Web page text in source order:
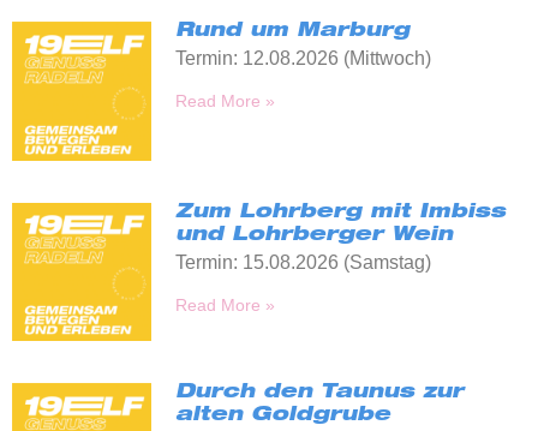
Rund um Marburg
Termin: 12.08.2026 (Mittwoch)
Read More »
Zum Lohrberg mit Imbiss
und Lohrberger Wein
Termin: 15.08.2026 (Samstag)
Read More »
Durch den Taunus zur
alten Goldgrube